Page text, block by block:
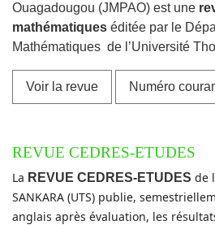
Ouagadougou (JMPAO) est une
mathématiques éditée par le
Mathématiques de l’Université
Voir la revue Numéro
REVUE CEDRES-ETUDES
La REVUE CEDRES-ETUDES de
SANKARA (UTS) publie,
anglais après évaluation, les